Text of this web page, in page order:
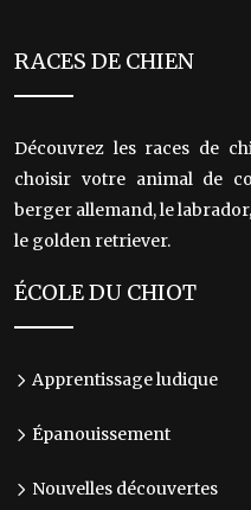
RACES DE CHIEN
Découvrez les races de
choisir votre animal de
berger allemand, le
le golden retriever.
ÉCOLE DU CHIOT
Apprentissage ludique
Épanouissement
Nouvelles découvertes